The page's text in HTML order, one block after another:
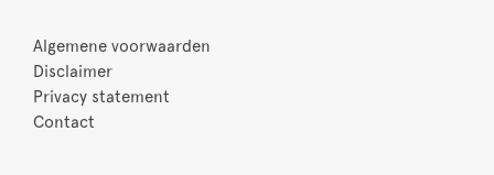
Algemene voorwaarden
Disclaimer
Privacy statement
Contact